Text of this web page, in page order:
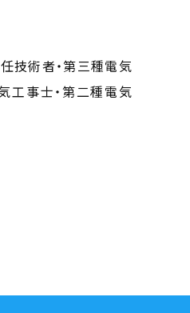
技術者・第三種電気
工事士・第二種電気